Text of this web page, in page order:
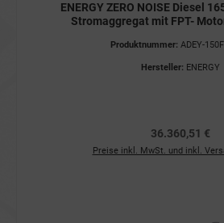
ENERGY ZERO NOISE Diesel 165 kVA Industrie-
Stromaggregat mit FPT-
Produktnummer: ADEY-
Hersteller: ENERGY
36.360,51 €
Preise inkl. MwSt. und inkl.